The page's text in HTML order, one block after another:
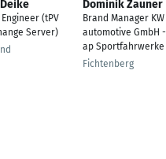
(tPV
Server)
Dominik Zauner
Brand Manager KW
automotive GmbH -
ap Sportfahrwerke
Fichtenberg